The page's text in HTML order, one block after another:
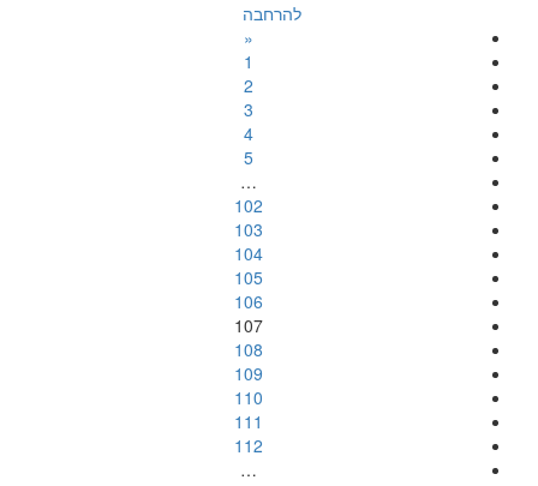
להרחבה
«
1
2
3
4
5
…
102
103
104
105
106
107
108
109
110
111
112
…